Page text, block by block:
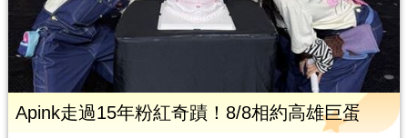
Apink走過15年粉紅奇蹟！8/8相約高雄巨蛋